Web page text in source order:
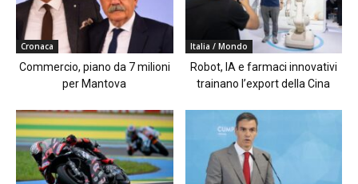
Cronaca
Commercio, piano da 7 milioni
per Mantova
Italia / Mondo
Robot, IA e farmaci innovativi
trainano l’export della Cina